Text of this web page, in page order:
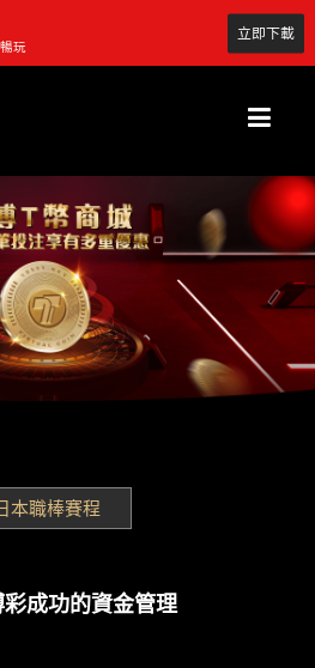
玩
立即下載
本職棒賽程
成功的資金管理